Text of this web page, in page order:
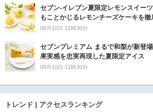
セブン‐イレブン夏限定レモンスイー
もことかじるレモンチーズケーキを徹
08月10日 11時30分
セブンプレミアム まるで和梨が新登
果実感を忠実再現した夏限定アイス
08月10日 11時30分
トレンド | アクセスランキング